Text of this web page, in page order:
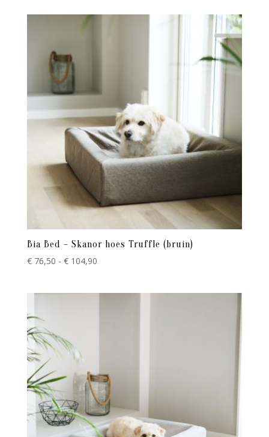
Bia Bed – Skanor hoes Truffle (bruin)
€76,50 - €104,90Prijsklasse: